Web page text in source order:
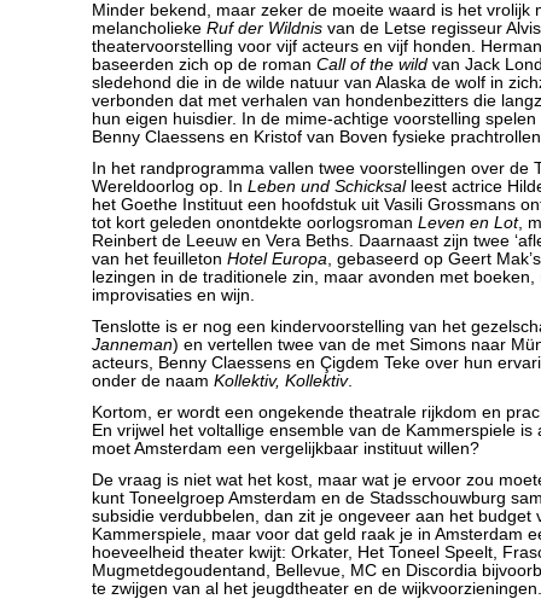
Minder bekend, maar zeker de moeite waard is het vrolijk
melancholieke Ruf der Wildnis van de Letse regisseur
theatervoorstelling voor vijf acteurs en vijf honden.
baseerden zich op de roman Call of the wild van Jack
sledehond die in de wilde natuur van Alaska de wolf in
verbonden dat met verhalen van hondenbezitters die
hun eigen huisdier. In de mime-achtige voorstelling
Benny Claessens en Kristof van Boven fysieke
In het randprogramma vallen twee voorstellingen over de
Wereldoorlog op. In Leben und Schicksalleest actrice
het Goethe Instituut een hoofdstuk uit Vasili Grossmans
tot kort geleden onontdekte oorlogsroman Leven en Lot,
Reinbert de Leeuw en Vera Beths. Daarnaast zijn twee
van het feuilleton Hotel Europa, gebaseerd op Geert
lezingen in de traditionele zin, maar avonden met boeken,
improvisaties en wijn.
Tenslotte is er nog een kindervoorstelling van het
Janneman) en vertellen twee van de met Simons naar
acteurs, Benny Claessens en Çigdem Teke over hun
onder de naam Kollektiv, Kollektiv.
Kortom, er wordt een ongekende theatrale rijkdom en
En vrijwel het voltallige ensemble van de Kammerspiele is
moet Amsterdam een vergelijkbaar instituut willen?
De vraag is niet wat het kost, maar wat je ervoor zou
kunt Toneelgroep Amsterdam en de Stadsschouwburg
subsidie verdubbelen, dan zit je ongeveer aan het budget
Kammerspiele, maar voor dat geld raak je in Amsterdam
hoeveelheid theater kwijt: Orkater, Het Toneel Speelt,
Mugmetdegoudentand, Bellevue, MC en Discordia
te zwijgen van al het jeugdtheater en de wijkvoorzieningen.